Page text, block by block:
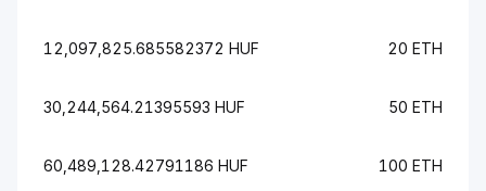
12,097,825.685582372 HUF 20 ETH
30,244,564.21395593 HUF 50 ETH
60,489,128.42791186 HUF 100 ETH